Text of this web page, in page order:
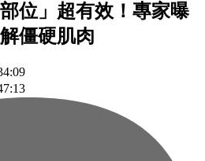
位」超有效！專家曝
僵硬肌肉